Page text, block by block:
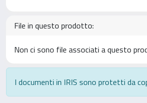
File in questo prodotto:
Non ci sono file associati a questo
I documenti in IRIS sono protetti da